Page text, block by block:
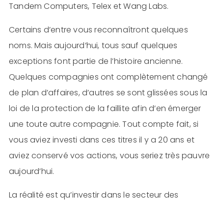
Tandem Computers, Telex et Wang Labs.
Certains d’entre vous reconnaîtront quelques
noms. Mais aujourd’hui, tous sauf quelques
exceptions font partie de l’histoire ancienne.
Quelques compagnies ont complètement changé
de plan d’affaires, d’autres se sont glissées sous la
loi de la protection de la faillite afin d’en émerger
une toute autre compagnie. Tout compte fait, si
vous aviez investi dans ces titres il y a 20 ans et
aviez conservé vos actions, vous seriez très pauvre
aujourd’hui.
La réalité est qu’investir dans le secteur des